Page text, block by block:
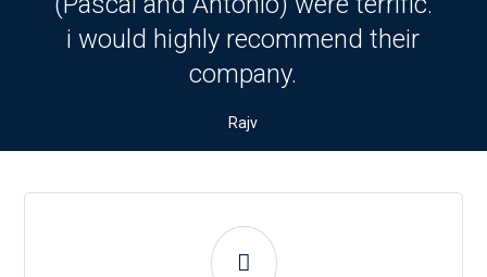
i would highly recommend their
company.
Rajv
